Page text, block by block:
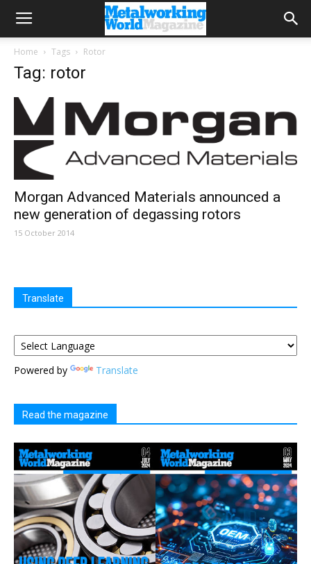
Home Tags Rotor
Tag: rotor
Morgan Advanced Materials announced a
new generation of degassing rotors
15 October 2014
Translate
Powered by Translate
Read the magazine